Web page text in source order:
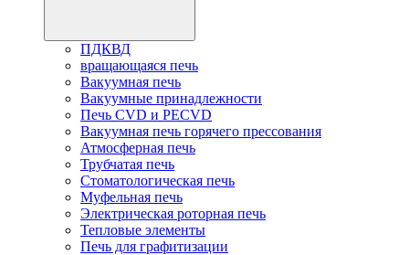
ПДКВД
вращающаяся печь
Вакуумная печь
Вакуумные принадлежности
Печь CVD и PECVD
Вакуумная печь горячего прессования
Атмосферная печь
Трубчатая печь
Стоматологическая печь
Муфельная печь
Электрическая роторная печь
Тепловые элементы
Печь для графитизации